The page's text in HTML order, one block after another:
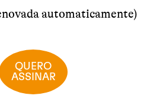
automaticamente)
QUERO
ASSINAR